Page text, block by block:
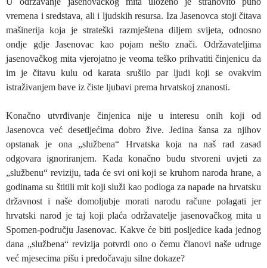
vremena i sredstava, ali i ljudskih resursa. Iza Jasenovca stoji čitava
mašinerija koja je strateški razmještena diljem svijeta, odnosno
ondje gdje Jasenovac kao pojam nešto znači. Održavateljima
jasenovačkog mita vjerojatno je veoma teško prihvatiti činjenicu da
im je čitavu kulu od karata srušilo par ljudi koji se ovakvim
istraživanjem bave iz čiste ljubavi prema hrvatskoj znanosti.
Konačno utvrđivanje činjenica nije u interesu onih koji od
Jasenovca već desetljećima dobro žive. Jedina šansa za njihov
opstanak je ona „službena“ Hrvatska koja na naš rad zasad
odgovara ignoriranjem. Kada konačno budu stvoreni uvjeti za
„službenu“ reviziju, tada će svi oni koji se kruhom naroda hrane, a
godinama su štitili mit koji služi kao podloga za napade na hrvatsku
državnost i naše domoljubje morati narodu račune polagati jer
hrvatski narod je taj koji plaća održavatelje jasenovačkog mita u
Spomen-području Jasenovac. Kakve će biti posljedice kada jednog
dana „službena“ revizija potvrdi ono o čemu članovi naše udruge
već mjesecima pišu i predočavaju silne dokaze?